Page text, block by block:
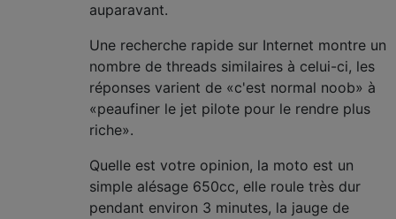
auparavant.
Une recherche rapide sur Internet montre un
nombre de threads similaires à celui-ci, les
réponses varient de «c'est normal noob» à
«peaufiner le jet pilote pour le rendre plus
riche».
Quelle est votre opinion, la moto est un
simple alésage 650cc, elle roule très dur
pendant environ 3 minutes, la jauge de